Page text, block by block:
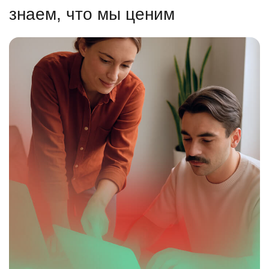
знаем, что мы ценим